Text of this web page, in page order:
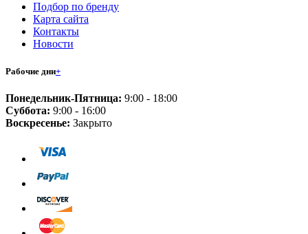
Подбор по бренду
Карта сайта
Контакты
Новости
Рабочие дни+
Понедельник-Пятница: 9:00 - 18:00
Суббота: 9:00 - 16:00
Воскресенье: Закрыто